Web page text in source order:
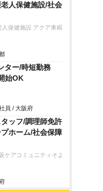
人保健施設/社会
保健施設 アクア東糀
ター/時短勤務
始OK
員 / 大阪府
ッフ/調理師免許
ホーム/社会保障
ケアコミュニティそよ